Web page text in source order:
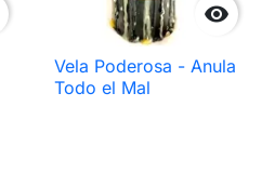

Vela Poderosa - Anula
Todo el Mal